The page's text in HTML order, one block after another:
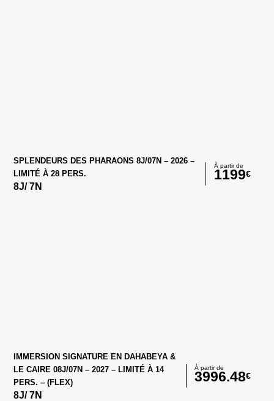
SPLENDEURS DES PHARAONS 8J/07N – 2026 –
LIMITÉ À 28 PERS.
8J/7N
À partir de
1199€
IMMERSION SIGNATURE EN DAHABEYA &
LE CAIRE 08J/07N – 2027 – LIMITÉ À 14
PERS. – (FLEX)
8J/7N
À partir de
3996.48€